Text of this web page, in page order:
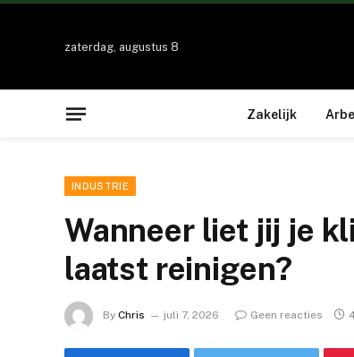
zaterdag, augustus 8
Zakelijk
INDUSTRIE
Wanneer liet jij je
laatst reinigen?
By Chris juli 7, 2026 Geen reacties